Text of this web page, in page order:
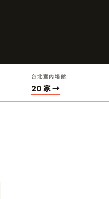
台北室內場館
20 家 →